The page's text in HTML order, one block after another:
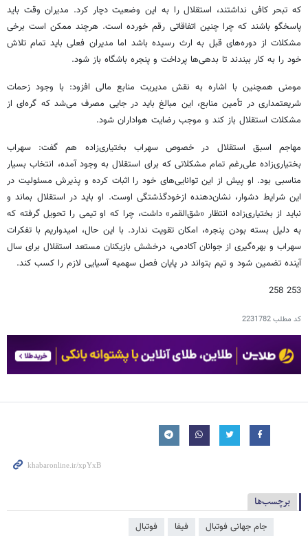
که تبحر کافی نداشتند، استقلال را به این وضعیت دچار کرد. مدیران وقت باید
پاسخگو باشند که چرا چنین اتفاقاتی رقم خورده است. هرچند ممکن است برخی
مشکلات از دوره‌های قبل به ارث رسیده باشد اما مدیران فعلی باید تمام تلاش
خود را به کار ببندند تا بدهی‌ها پرداخت و پنجره باشگاه باز شود.
مومنی همچنین با اشاره به نقش مدیریت منابع مالی افزود: با وجود زحمات
شریعتمداری در تأمین منابع، این مبالغ باید در جایی مصرف می‌شد که گره‌ای از
مشکلات استقلال باز کند و موجب رضایت هواداران شود.
مهاجم اسبق استقلال در خصوص سهراب بختیاری‌زاده هم گفت: سهراب
بختیاری‌زاده علی‌رغم تمام مشکلاتی که برای استقلال به وجود آمده، انتخاب بسیار
مناسبی بود. او پیش از این توانایی‌های خود را اثبات کرده و پذیرش مسئولیت در
این شرایط دشوار، نشان‌دهنده ازخودگذشتگی اوست. او باید در استقلال بماند و
نباید از بختیاری‌زاده انتظار «شق‌القمر» داشت، چرا که او تیمی را تحویل گرفته که
به دلیل بسته بودن پنجره، امکان تقویت ندارد. با این حال، امیدواریم با تفکرات
سهراب و بهره‌گیری از جوانان آکادمی، درخشش بازیکنان مستعد استقلال برای سال
آینده تضمین شود و تیم بتواند در پایان فصل سهمیه آسیایی لازم را کسب کند.
253 258
کد مطلب2231782
برچسب‌ها
جام جهانی فوتبال فیفا فوتبال